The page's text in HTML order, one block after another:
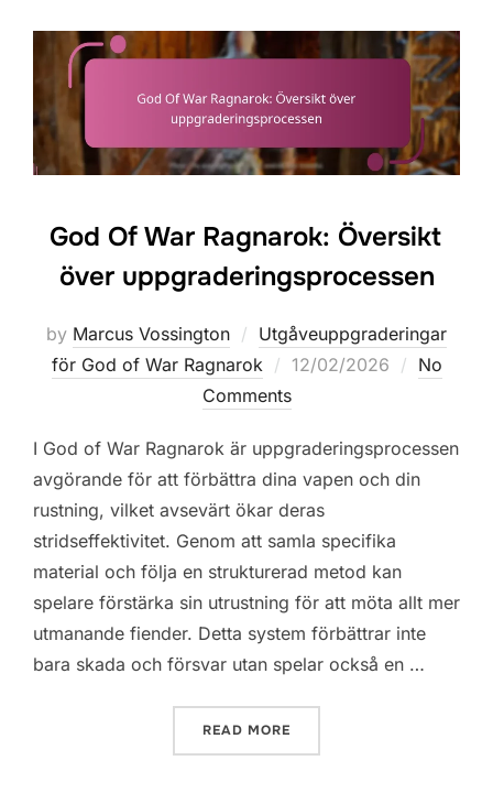
God Of War Ragnarok: Översikt
över uppgraderingsprocessen
by Marcus Vossington
Utgåveuppgraderingar
för God of War Ragnarok
Posted
on
12/02/2026
No
Comments
I God of War Ragnarok är uppgraderingsprocessen
avgörande för att förbättra dina vapen och din
rustning, vilket avsevärt ökar deras
stridseffektivitet. Genom att samla specifika
material och följa en strukturerad metod kan
spelare förstärka sin utrustning för att möta allt mer
utmanande fiender. Detta system förbättrar inte
bara skada och försvar utan spelar också en …
READ MORE